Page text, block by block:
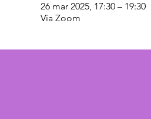
26 mar 2025, 17:30 – 19:30
Vía Zoom